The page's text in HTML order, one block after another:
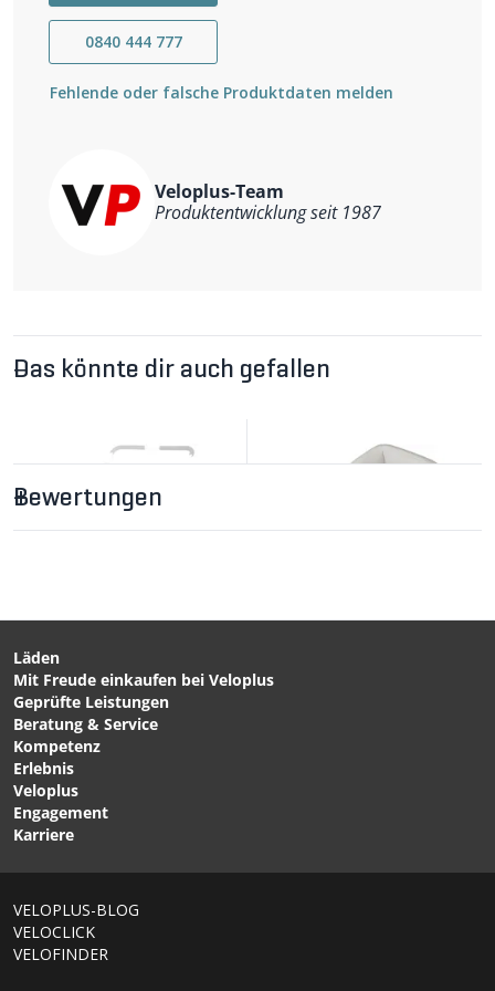
0840 444 777
Fehlende oder falsche Produktdaten melden
Veloplus-Team
Produktentwicklung seit 1987
Das könnte dir auch gefallen
CHF 89.00
INFANT SLING Babysitz
für Thule von THULE
CHF 89.90
Bewertungen
Läden
Mit Freude einkaufen bei Veloplus
Geprüfte Leistungen
Beratung & Service
Kompetenz
Erlebnis
Veloplus
Engagement
Karriere
VELOPLUS-BLOG
VELOCLICK
VELOFINDER